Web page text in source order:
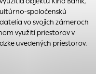
spoločenskú
vo svojich zámeroch
využití priestorov v
uvedených priestorov.
chcete povoliť
nevyhnutné a
navigácia na stránke a